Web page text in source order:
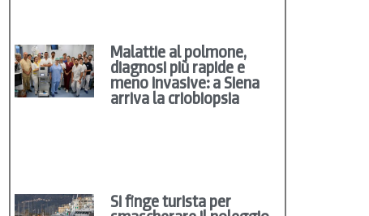
Malattie al polmone,
diagnosi più rapide e
meno invasive: a Siena
arriva la criobiopsia
Si finge turista per